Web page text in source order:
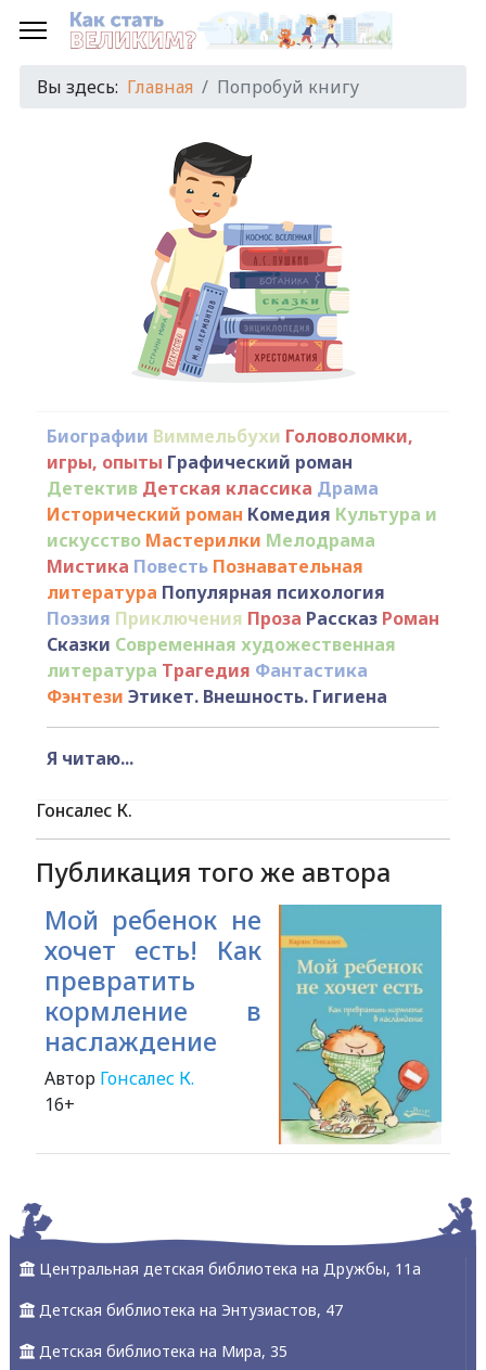
Вы здесь: Главная Попробуй книгу
Биографии Виммельбухи Головоломки,
игры, опыты Графический роман
Детектив Детская классика Драма
Исторический роман Комедия Культура и
искусство Мастерилки Мелодрама
Мистика Повесть Познавательная
литература Популярная психология
Поэзия Приключения Проза Рассказ Роман
Сказки Современная художественная
литература Трагедия Фантастика
Фэнтези Этикет. Внешность. Гигиена
Я читаю...
Гонсалес К.
Публикация того же автора
Мой ребенок не
хочет есть! Как
превратить
кормление в
наслаждение
Автор Гонсалес К.
16+
Центральная детская библиотека на Дружбы, 11а
Детская библиотека на Энтузиастов, 47
Детская библиотека на Мира, 35